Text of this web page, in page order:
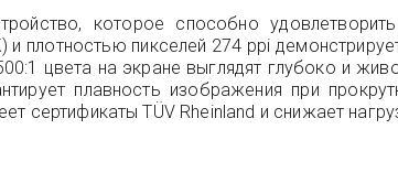
которое способно
и плотностью пикселей 274 ppi
цвета на экране выглядят глубоко и
плавность изображения при
сертификаты TÜV Rheinland и снижает